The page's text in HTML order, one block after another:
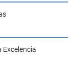
Excelencia